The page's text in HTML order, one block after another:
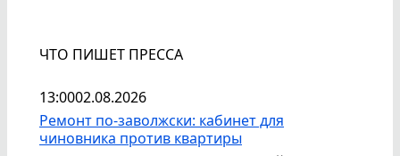
ЧТО ПИШЕТ ПРЕССА
13:0002.08.2026
Ремонт по-заволжски: кабинет для
чиновника против квартиры